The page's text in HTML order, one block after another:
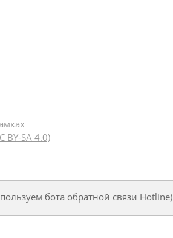
BY-SA 4.0)
бота обратной связи Hotline)